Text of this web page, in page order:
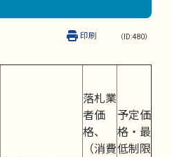
（ID:480）
印刷
落札業
者価
格、
（消費
予定価
格・最
低制限